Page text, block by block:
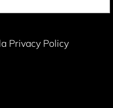
Privacy Policy